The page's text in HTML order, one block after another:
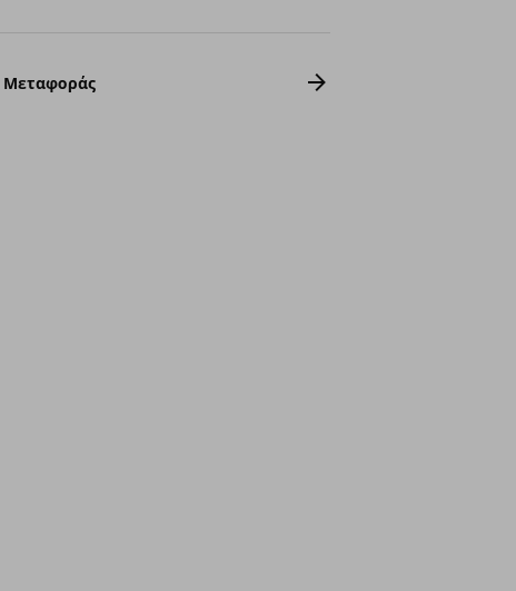
Μεταφοράς